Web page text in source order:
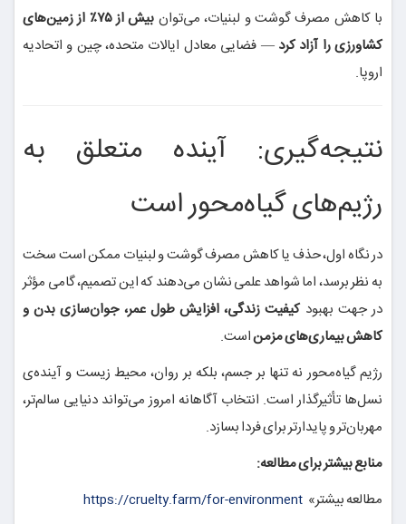
با کاهش مصرف گوشت و لبنیات، می‌توان
بیش از ۷۵٪ از زمین‌های
کشاورزی را آزاد کرد — فضایی معادل ایالات متحده، چین و اتحادیه
اروپا.
نتیجه‌گیری: آینده متعلق به
رژیم‌های گیاه‌محور است
در نگاه اول، حذف یا کاهش مصرف گوشت و لبنیات ممکن است سخت
به نظر برسد، اما شواهد علمی نشان می‌دهند که این تصمیم، گامی مؤثر
در جهت بهبودکیفیت زندگی، افزایش طول عمر، جوان‌سازی بدن و
کاهش بیماری‌های مزمناست.
رژیم گیاه‌محور نه تنها بر جسم، بلکه بر روان، محیط زیست و آینده‌ی
نسل‌ها تأثیرگذار است. انتخاب آگاهانه امروز می‌تواند دنیایی سالم‌تر،
مهربان‌تر و پایدارتر برای فردا بسازد.
منابع بیشتر برای مطالعه:
مطالعه بیشتر» https://cruelty.farm/for-environment